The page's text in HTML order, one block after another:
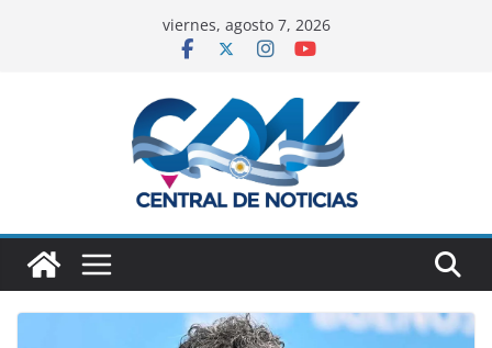
viernes, agosto 7, 2026